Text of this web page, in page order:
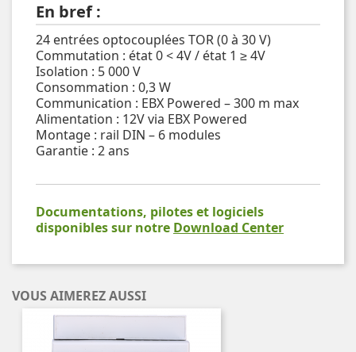
En bref :
24 entrées optocouplées TOR (0 à 30 V)
Commutation : état 0 < 4V / état 1 ≥ 4V
Isolation : 5 000 V
Consommation : 0,3 W
Communication : EBX Powered – 300 m max
Alimentation : 12V via EBX Powered
Montage : rail DIN – 6 modules
Garantie : 2 ans
Documentations, pilotes et logiciels
disponibles sur notre Download Center
VOUS AIMEREZ AUSSI